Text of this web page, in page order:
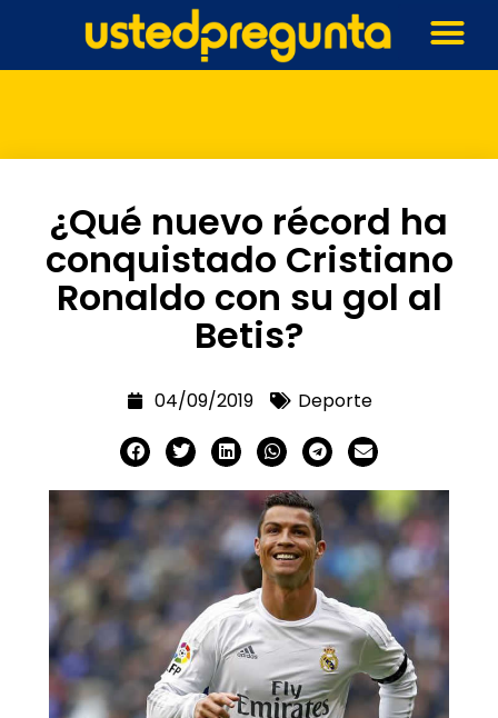
¿Qué nuevo récord ha
conquistado Cristiano
Ronaldo con su gol al
Betis?
04/09/2019 Deporte